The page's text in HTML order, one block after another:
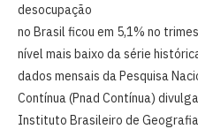
desocupação
no Brasil ficou em 5,1% no
nível mais baixo da série
dados mensais da Pesquisa
Contínua (Pnad Contínua)
Instituto Brasileiro de